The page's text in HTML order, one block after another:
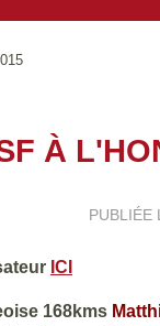
À
PUBLIÉE
ICI
168kms